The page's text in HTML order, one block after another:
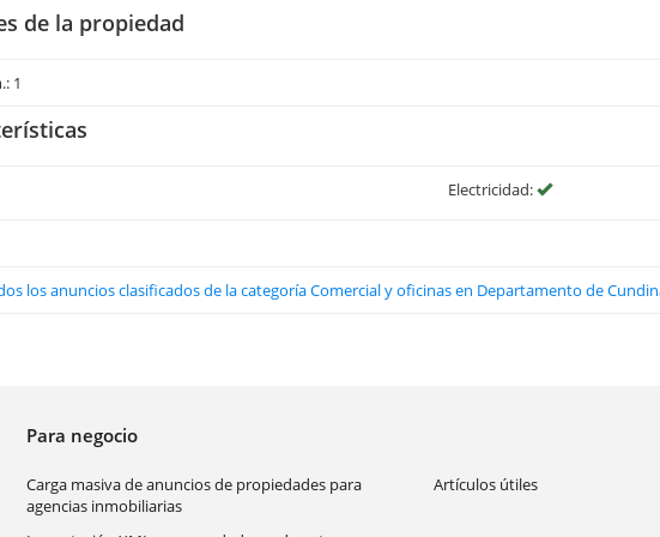
de la propiedad
1
Electricidad:
los anuncios clasificados de la categoría Comercial y oficinas en Departamento de
Para negocio
Carga masiva de anuncios de propiedades para
agencias inmobiliarias
Artículos útiles